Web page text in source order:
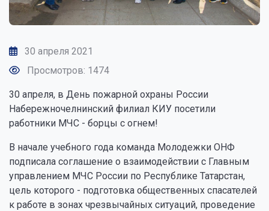
30 апреля 2021
Просмотров: 1474
30 апреля, в День пожарной охраны России
Набережночелнинский филиал КИУ посетили
работники МЧС - борцы с огнем!
В начале учебного года команда Молодежки ОНФ
подписала соглашение о взаимодействии с Главным
управлением МЧС России по Республике Татарстан,
цель которого - подготовка общественных спасателей
к работе в зонах чрезвычайных ситуаций, проведение